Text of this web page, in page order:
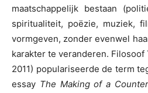
maatschappelijk bestaan
spiritualiteit, poëzie, muziek,
vormgeven, zonder evenwel
karakter te veranderen.
2011) populariseerde de term
essay The Making of a